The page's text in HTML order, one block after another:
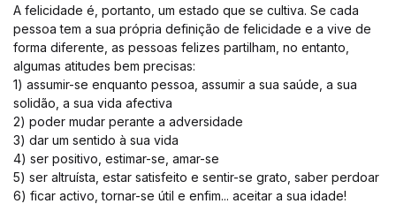
A felicidade é, portanto, um estado que se cultiva. Se cada
pessoa tem a sua própria definição de felicidade e a vive de
forma diferente, as pessoas felizes partilham, no entanto,
algumas atitudes bem precisas:
1) assumir-se enquanto pessoa, assumir a sua saúde, a sua
solidão, a sua vida afectiva
2) poder mudar perante a adversidade
3) dar um sentido à sua vida
4) ser positivo, estimar-se, amar-se
5) ser altruísta, estar satisfeito e sentir-se grato, saber perdoar
6) ficar activo, tornar-se útil e enfim... aceitar a sua idade!